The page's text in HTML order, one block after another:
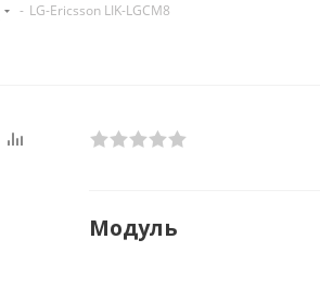
- LG-Ericsson LIK-LGCM8
Модуль